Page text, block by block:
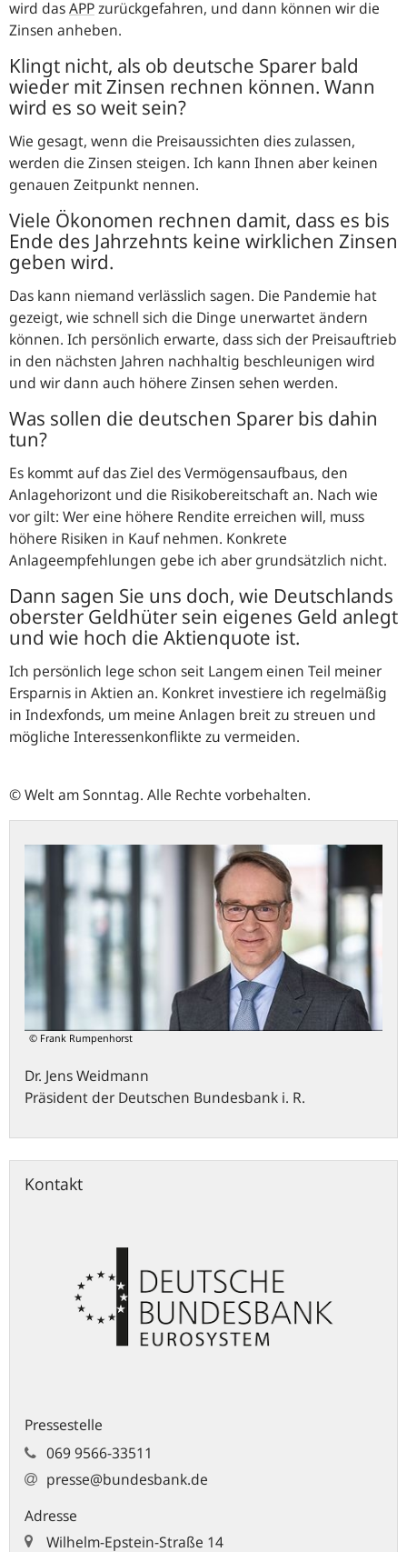
wird dasAPPzurückgefahren, und dann können wir die
Zinsen anheben.
Klingt nicht, als ob deutsche Sparer bald
wieder mit Zinsen rechnen können. Wann
wird es so weit sein?
Wie gesagt, wenn die Preisaussichten dies zulassen,
werden die Zinsen steigen. Ich kann Ihnen aber keinen
genauen Zeitpunkt nennen.
Viele Ökonomen rechnen damit, dass es bis
Ende des Jahrzehnts keine wirklichen Zinsen
geben wird.
Das kann niemand verlässlich sagen. Die Pandemie hat
gezeigt, wie schnell sich die Dinge unerwartet ändern
können. Ich persönlich erwarte, dass sich der Preisauftrieb
in den nächsten Jahren nachhaltig beschleunigen wird
und wir dann auch höhere Zinsen sehen werden.
Was sollen die deutschen Sparer bis dahin
tun?
Es kommt auf das Ziel des Vermögensaufbaus, den
Anlagehorizont und die Risikobereitschaft an. Nach wie
vor gilt: Wer eine höhere Rendite erreichen will, muss
höhere Risiken in Kauf nehmen. Konkrete
Anlageempfehlungen gebe ich aber grundsätzlich nicht.
Dann sagen Sie uns doch, wie Deutschlands
oberster Geldhüter sein eigenes Geld anlegt
und wie hoch die Aktienquote ist.
Ich persönlich lege schon seit Langem einen Teil meiner
Ersparnis in Aktien an. Konkret investiere ich regelmäßig
in Indexfonds, um meine Anlagen breit zu streuen und
mögliche Interessenkonflikte zu vermeiden.
© Welt am Sonntag. Alle Rechte vorbehalten.
© Frank Rumpenhorst
Dr. JensWeidmann
Präsident der Deutschen Bundesbank i. R.
Kontakt
Pressestelle
069 9566-33511
presse@bundesbank.de
Adresse
Wilhelm-Epstein-Straße 14